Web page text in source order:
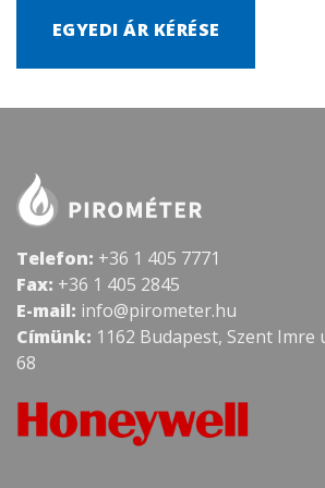
EGYEDI ÁR KÉRÉSE
Telefon: +36 1 405 7771
Fax: +36 1 405 2845
E-mail: info@pirometer.hu
Címünk: 1162 Budapest, Szent Imre
68